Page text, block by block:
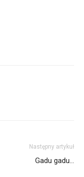
Następny artykuł
Gadu gadu…